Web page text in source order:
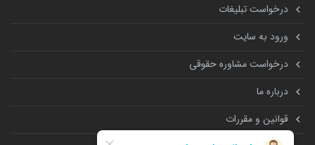
درخواست تبلیغات
ورود به سایت
درخواست مشاوره حقوقی
درباره ما
قوانین و مقررات